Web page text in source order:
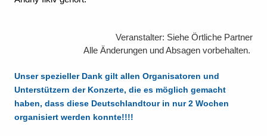
Veranstalter: Siehe Örtliche Partner
Alle Änderungen und Absagen vorbehalten.
Unser spezieller Dank gilt allen Organisatoren und
Unterstützern der Konzerte, die es möglich gemacht
haben, dass diese Deutschlandtour in nur 2 Wochen
organisiert werden konnte!!!!